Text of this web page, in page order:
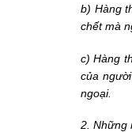
b) Hàng
chết mà
c) Hàng
của
ngoại.
2. Những